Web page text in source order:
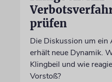
prüfen
Die Diskussion um
erhält neue Dynamik.
Klingbeil und wie
Vorstoß?